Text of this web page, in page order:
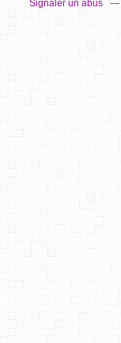
Signaler un abus